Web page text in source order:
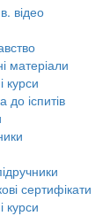
відео
матеріали
курси
до іспитів
сертифікати
курси